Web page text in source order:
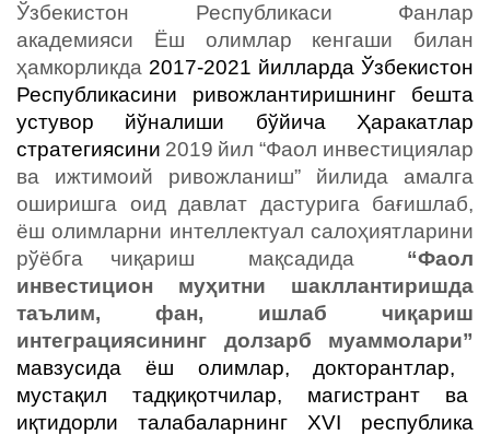
Ўзбекистон Республикаси Фанлар
академияси Ёш олимлар кенгаши билан
ҳамкорликда 2017-2021 йилларда Ўзбекистон
Республикасини
ривожлантиришнинг бешта
устувор йўналиши бўйича Ҳаракатлар
стратегиясини 2019 йил “Фаол инвестициялар
ва ижтимоий ривожланиш” йилида амалга
оширишга оид давлат дастурига бағишлаб,
ёш олимларни интеллектуал салоҳиятларини
рўёбга чиқариш мақсадида
“Фаол
инвестицион муҳитни шакллантиришда
таълим, фан, ишлаб чиқариш
интеграциясининг долзарб муаммолари”
мавзусида ёш олимлар,докторантлар,
мустақил тадқиқотчилар, магистрант ва
иқтидорли талабаларнинг XVI республика